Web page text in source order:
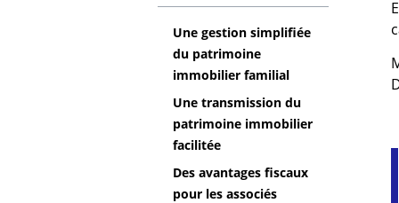
Une gestion simplifiée
du patrimoine
immobilier familial
Une transmission du
patrimoine immobilier
facilitée
Des avantages fiscaux
pour les associés